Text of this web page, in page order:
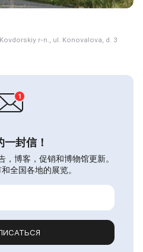
r-n., ul. Konovalova, d. 3
一封信！
博客，促销和博物馆更新。
全国各地的展览。